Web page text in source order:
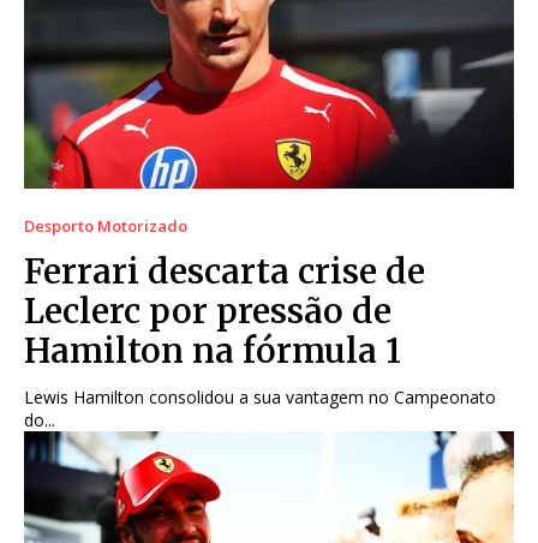
Desporto Motorizado
Ferrari descarta crise de
Leclerc por pressão de
Hamilton na fórmula 1
Lewis Hamilton consolidou a sua vantagem no Campeonato
do...